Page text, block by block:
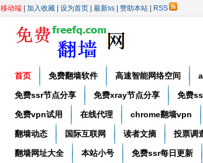
移动端 加入收藏 设为首页 最新ss 赞助本站 RSS
首页 免费翻墙软件 高速智能网络空间
免费ssr节点分享 免费xray节点分享 免费
免费vpn试用 在线代理 chrome翻墙vpn
翻墙动态 国际互联网 读者文摘 投票调
翻墙网址大全 本站小号 免费ssr每日更新